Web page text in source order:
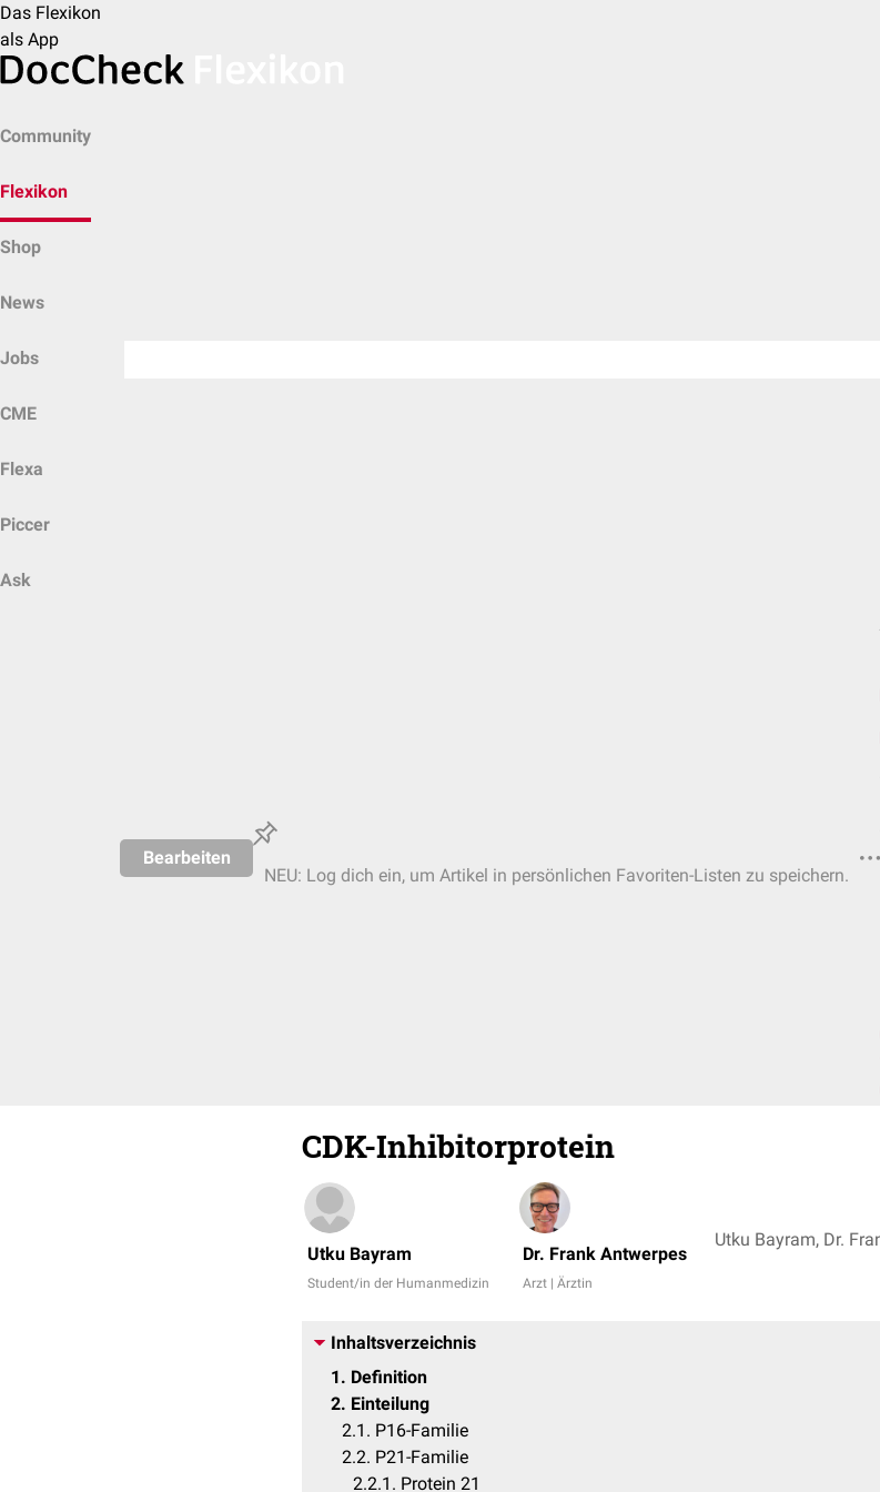
Das Flexikon
als App
Community
Flexikon
Shop
News
Jobs
CME
Flexa
Piccer
Ask
Bearbeiten
NEU: Log dich ein, um Artikel in persönlichen Favoriten-Listen zu speichern.
CDK-Inhibitorprotein
Utku Bayram
Student/in der Humanmedizin
Dr. Frank Antwerpes
Arzt | Ärztin
Utku Bayram, Dr.
Inhaltsverzeichnis
1
Definition
2 Einteilung
2.1
P16-Familie
2.2 P21-Familie
2.2.1
Protein 21